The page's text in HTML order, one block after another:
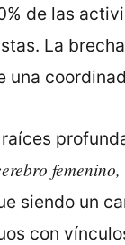
de las
La
una
siendo un
con